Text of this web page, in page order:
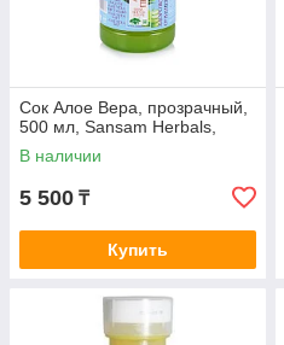
Сок Алое Вера, прозрачный,
500 мл, Sansam Herbals,
В наличии
5 500 ₸
Купить